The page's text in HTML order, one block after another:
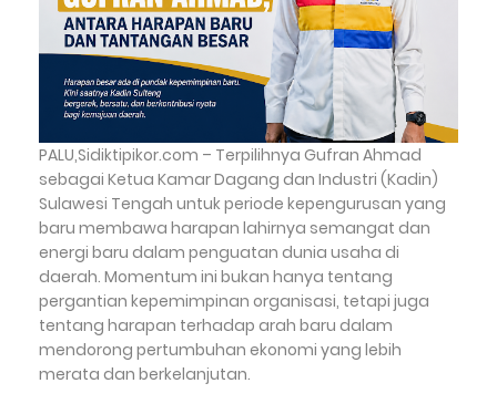
PALU,Sidiktipikor.com – Terpilihnya Gufran Ahmad
sebagai Ketua Kamar Dagang dan Industri (Kadin)
Sulawesi Tengah untuk periode kepengurusan yang
baru membawa harapan lahirnya semangat dan
energi baru dalam penguatan dunia usaha di
daerah. Momentum ini bukan hanya tentang
pergantian kepemimpinan organisasi, tetapi juga
tentang harapan terhadap arah baru dalam
mendorong pertumbuhan ekonomi yang lebih
merata dan berkelanjutan.